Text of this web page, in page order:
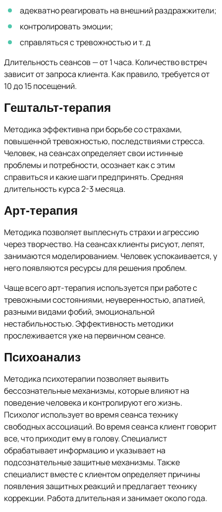
адекватно реагировать на внешний раздражжители;
контролировать эмоции;
справляться с тревожностью и т. д
Длительность сеансов — от 1 часа. Количество встреч
зависит от запроса клиента. Как правило, требуется от
10 до 15 посещений.
Гештальт-терапия
Методика эффективна при борьбе со страхами,
повышенной тревожностью, последствиями стресса.
Человек, на сеансах определяет свои истинные
проблемы и потребности, осознает как с этим
справиться и какие шаги предпринять. Средняя
длительность курса 2-3 месяца.
Арт-терапия
Методика позволяет выплеснуть страхи и агрессию
через творчество. На сеансах клиенты рисуют, лепят,
занимаются моделированием. Человек успокаивается, у
него появляются ресурсы для решения проблем.
Чаще всего арт-терапия используется при работе с
тревожными состояниями, неуверенностью, апатией,
разными видами фобий, эмоциональной
нестабильностью. Эффективность методики
прослеживается уже на первичном сеансе.
Психоанализ
Методика психотерапии позволяет выявить
бессознательные механизмы, которые влияют на
поведение человека и контролируют его жизнь.
Психолог использует во время сеанса технику
свободных ассоциаций. Во время сеанса клиент говорит
все, что приходит ему в голову. Специалист
обрабатывает информацию и указывает на
подсознательные защитные механизмы. Также
специалист вместе с клиентом определяет причины
появления защитных реакций и предлагает технику
коррекции. Работа длительная и занимает около года.